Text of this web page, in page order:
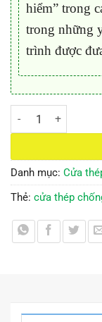
hiểm” trong
trong những
trình được
Cửa thép chống
Danh mục: Cửa
Thẻ: cửa thép